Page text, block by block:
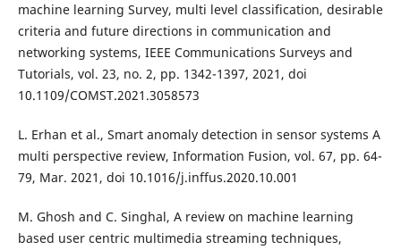
machine learning Survey, multi level classification, desirable
criteria and future directions in communication and
networking systems, IEEE Communications Surveys and
Tutorials, vol. 23, no. 2, pp. 1342-1397, 2021, doi
10.1109/COMST.2021.3058573
L. Erhan et al., Smart anomaly detection in sensor systems A
multi perspective review, Information Fusion, vol. 67, pp. 64-
79, Mar. 2021, doi 10.1016/j.inffus.2020.10.001
M. Ghosh and C. Singhal, A review on machine learning
based user centric multimedia streaming techniques,